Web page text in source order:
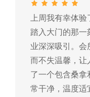
上周我有幸体
踏入大门的那
业深深吸引。
而不失温馨，让
了一个包含桑
常干净，温度适